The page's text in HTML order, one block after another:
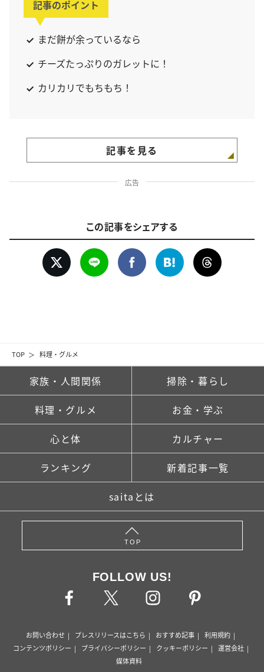
TOP 料理・グルメ
記事のポイント
まだ餅が余っているなら
チーズたっぷりのガレットに！
カリカリでもちもち！
記事を見る
広告
この記事をシェアする
家族・人間関係 掃除・暮らし
料理・グルメ お金・学ぶ
心と体 カルチャー
ランキング 新着記事一覧
saitaとは
TOP
FOLLOW US!
お問い合わせ プレスリリースはこちら おすすめ記事
利用規約
コンテンツポリシー
プライバシーポリシー クッキーポリシー
運営会社
媒体資料